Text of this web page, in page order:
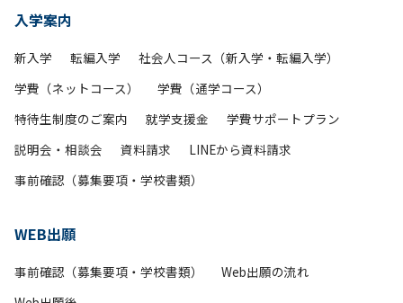
入学案内
新入学 転編入学
社会人コース（新入学・転編入学）
学費（ネットコース）
学費（通学コース）
特待生制度のご案内
就学支援金
学費サポートプラン
説明会・相談会
資料請求
LINEから資料請求
事前確認（募集要項・学校書類）
WEB出願
事前確認（募集要項・学校書類）
Web出願の流れ